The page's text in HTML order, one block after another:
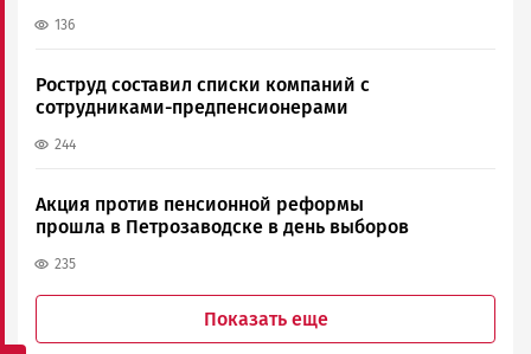
136
Роструд составил списки компаний с
сотрудниками-предпенсионерами
244
Акция против пенсионной реформы
прошла в Петрозаводске в день выборов
235
Показать еще